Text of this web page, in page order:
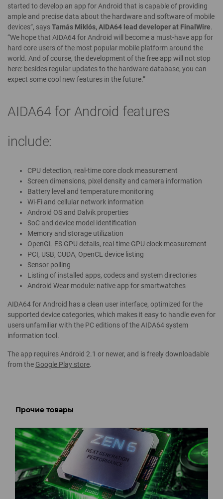
started to develop an app for Android that is capable of providing
ample and precise data about the hardware and software of mobile
devices”, saysTamás Miklós, AIDA64 lead developer at FinalWire.
“We hope that AIDA64 for Android will become a must-have app for
hard core users of the most popular mobile platform around the
world. And of course, the development of the free app will not stop
here: besides regular updates to the hardware database, you can
expect some cool new features in the future.”
AIDA64 for Android features
include:
CPU detection, real-time core clock measurement
Screen dimensions, pixel density and camera information
Battery level and temperature monitoring
Wi-Fi and cellular network information
Android OS and Dalvik properties
SoC and device model identification
Memory and storage utilization
OpenGL ES GPU details, real-time GPU clock measurement
PCI, USB, CUDA, OpenCL device listing
Sensor polling
Listing of installed apps, codecs and system directories
Android Wear module: native app for smartwatches
AIDA64 for Android has a clean user interface, optimized for the
supported device categories, which makes it easy to handle even for
users unfamiliar with the PC editions of the AIDA64 system
information tool.
The app requires Android 2.1 or newer, and is freely downloadable
from the Google Play store.
Прочие товары